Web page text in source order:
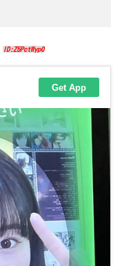
ID:Z5PctWyp0